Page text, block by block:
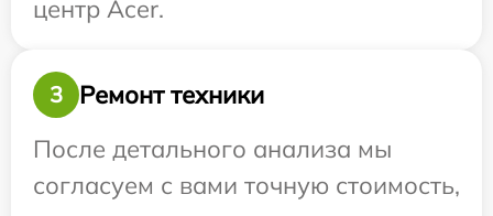
центр Acer.
3
Ремонт техники
После детального анализа мы
согласуем с вами точную стоимость,